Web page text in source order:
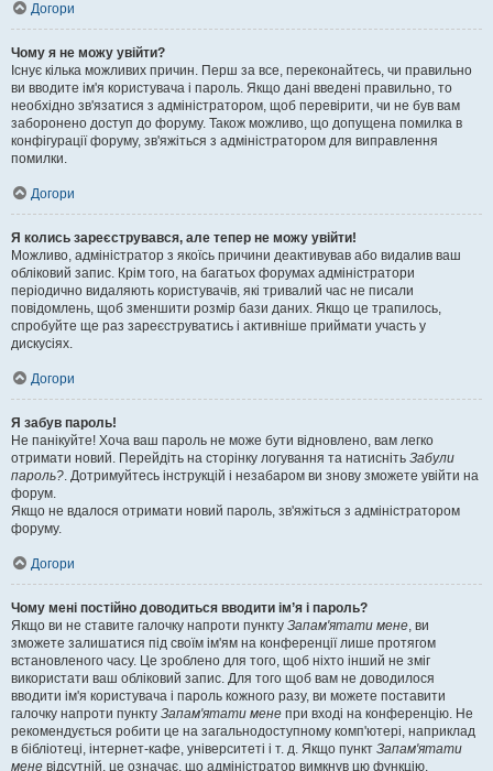
Догори
Чому я не можу увійти?
Існує кілька можливих причин. Перш за все, переконайтесь, чи правильно
ви вводите ім'я користувача і пароль. Якщо дані введені правильно, то
необхідно зв'язатися з адміністратором, щоб перевірити, чи не був вам
заборонено доступ до форуму. Також можливо, що допущена помилка в
конфігурації форуму, зв'яжіться з адміністратором для виправлення
помилки.
Догори
Я колись зареєструвався, але тепер не можу увійти!
Можливо, адміністратор з якоїсь причини деактивував або видалив ваш
обліковий запис. Крім того, на багатьох форумах адміністратори
періодично видаляють користувачів, які тривалий час не писали
повідомлень, щоб зменшити розмір бази даних. Якщо це трапилось,
спробуйте ще раз зареєструватись і активніше приймати участь у
дискусіях.
Догори
Я забув пароль!
Не панікуйте! Хоча ваш пароль не може бути відновлено, вам легко
отримати новий. Перейдіть на сторінку логування та натисніть Забули
пароль?. Дотримуйтесь інструкцій і незабаром ви знову зможете увійти на
форум.
Якщо не вдалося отримати новий пароль, зв'яжіться з адміністратором
форуму.
Догори
Чому мені постійно доводиться вводити ім’я і пароль?
Якщо ви не ставите галочку напроти пункту Запам'ятати мене, ви
зможете залишатися під своїм ім'ям на конференції лише протягом
встановленого часу. Це зроблено для того, щоб ніхто інший не зміг
використати ваш обліковий запис. Для того щоб вам не доводилося
вводити ім'я користувача і пароль кожного разу, ви можете поставити
галочку напроти пункту Запам'ятати мене при вході на конференцію. Не
рекомендується робити це на загальнодоступному комп'ютері, наприклад
в бібліотеці, інтернет-кафе, університеті і т. д. Якщо пункт Запам'ятати
мене відсутній, це означає, що адміністратор вимкнув цю функцію.